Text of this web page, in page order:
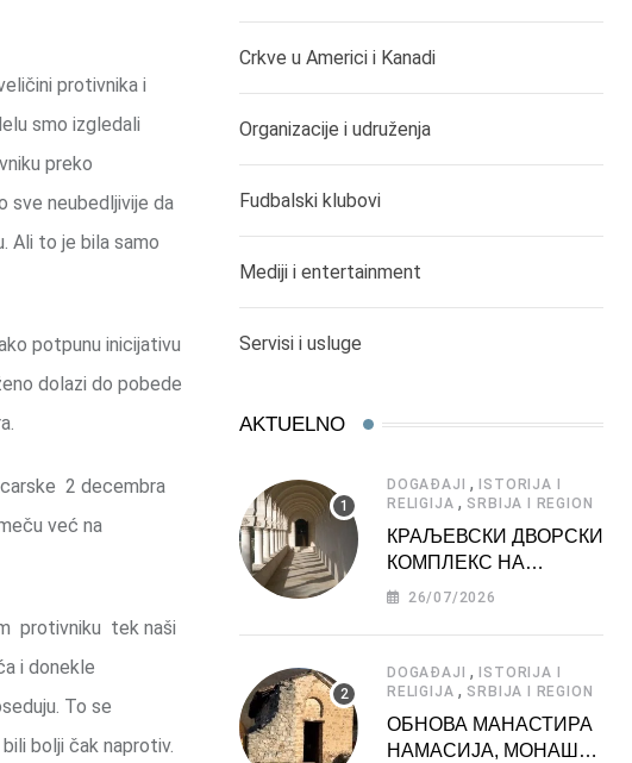
protivnika i
smo izgledali
preko
sve neubedljivije da
Ali to je bila samo
potpunu inicijativu
dolazi do pobede
2 decembra
već na
protivniku tek naši
i donekle
To se
bolji čak naprotiv.
Crkve u Americi i Kanadi
Organizacije i udruženja
Fudbalski klubovi
Mediji i entertainment
Servisi i usluge
AKTUELNO
DOGAĐAJI , ISTORIJA I
RELIGIJA , SRBIJA I REGION
КРАЉЕВСКИ ДВОРСКИ
КОМПЛЕКС НА
ДЕДИЊУ –
АТРАКЦИЈА
26/07/2026
DOGAĐAJI , ISTORIJA I
RELIGIJA , SRBIJA I REGION
ОБНОВА МАНАСТИРА
НАМАСИЈА, МОНАШКЕ